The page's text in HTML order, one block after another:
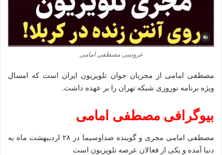
عروسی مصطفی امامی
مصطفی امامی از مجریان جوان تلویزیون ایران است که امسال
ویژه برنامه نوروزی شبکه تهران را بر عهده داشت.
بیوگرافی مصطفی امامی
مصطفی امامی مجری و گوینده صداوسیما در ۲۸ اردیبهشت ماه به
دنیا آمده و یکی از فعالان عرصه تلویزیون است